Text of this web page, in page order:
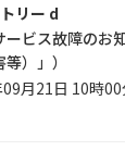
リー d
ービス故障の
）」）
月21日 10時